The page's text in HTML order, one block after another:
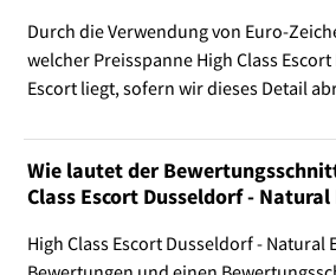
Durch die Verwendung von Euro-
welcher Preisspanne High Class
Escort liegt, sofern wir dieses Detail
Wie lautet der
Class Escort Dusseldorf - Natural
High Class Escort Dusseldorf - Natural